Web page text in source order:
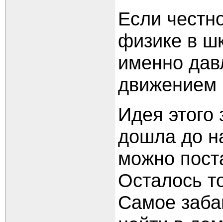
Если
физике в
именно
движением
Идея этого
дошла до
можно
Осталось
Самое